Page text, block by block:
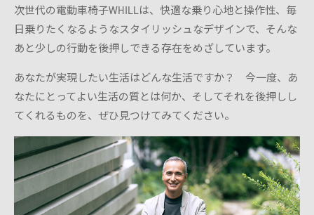
次世代の電動車椅子WHILLは、快適な乗り心地と操作性、毎
日乗りたくなるようなスタイリッシュなデザインで、そんな
あと少しの行動を後押しできる存在をめざしています。
あなたが実現したい生活はどんな生活ですか？ 今一度、あ
なたにとってよい生活の質とは何か、そしてそれを後押しし
てくれるものを、ぜひ見つけてみてください。